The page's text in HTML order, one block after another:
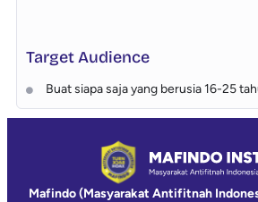
Target Audience
Buat siapa saja yang berusia 16-25
Mafindo (Masyarakat Antifitnah